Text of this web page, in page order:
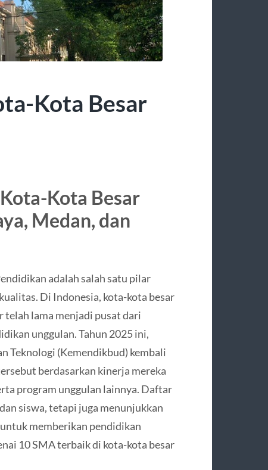
Kota Besar
Kota Besar
Medan, dan
adalah salah satu pilar
Di Indonesia, kota-kota besar
telah lama menjadi pusat dari
unggulan. Tahun 2025 ini,
Teknologi (Kemendikbud) kembali
berdasarkan kinerja mereka
program unggulan lainnya. Daftar
siswa, tetapi juga menunjukkan
memberikan pendidikan
10 SMA terbaik di kota-kota besar